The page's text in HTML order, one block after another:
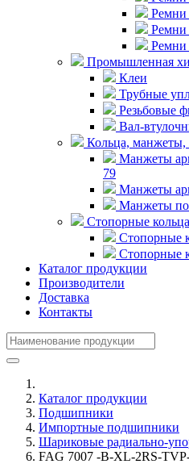
Ремни
Промышленная
Клеи
Трубные
Резьбовые
Вал-
Кольца, манжеты,
Манжеты
79
Манжеты
Манжеты
Стопорные кольца
Стопорные
Стопорные
Каталог продукции
Производители
Доставка
Контакты
Каталог продукции
Подшипники
Импортные подшипники
Шариковые радиально-
FAG 7007 -B-XL-2RS-